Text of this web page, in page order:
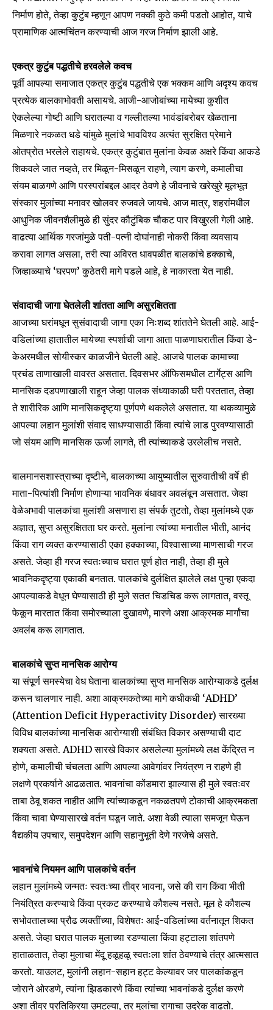
Join our community of
SUBSCRIBERS and be part of the
conversation.
To subscribe, simply enter your email address on our website
or click the subscribe button below. Don't worry, we respect
your privacy and won't spam your inbox. Your information is
safe with us.
SUBSCRIBE
I've read and accept thePrivacy Policy.
6,300
Fans
32,111
Followers
75
Followers
निर्माण होते, तेव्हा कुटुंब म्हणून आपण नक्की कुठे कमी पडतो आहोत, याचे
प्रामाणिक आत्मचिंतन करण्याची आज गरज निर्माण झाली आहे.
एकत्र कुटुंब पद्धतीचे हरवलेले कवच
पूर्वी आपल्या समाजात एकत्र कुटुंब पद्धतीचे एक भक्कम आणि अदृश्य कवच
प्रत्येक बालकाभोवती असायचे. आजी-आजोबांच्या मायेच्या कुशीत
ऐकलेल्या गोष्टी आणि घरातल्या व गल्लीतल्या भावंडांबरोबर खेळताना
मिळणारे नकळत धडे यांमुळे मुलांचे भावविश्व अत्यंत सुरक्षित प्रेमाने
ओतप्रोत भरलेले राहायचे. एकत्र कुटुंबात मुलांना केवळ अक्षरे किंवा आकडे
शिकवले जात नव्हते, तर मिळून-मिसळून राहणे, त्याग करणे, कमालीचा
संयम बाळगणे आणि परस्परांबद्दल आदर ठेवणे हे जीवनाचे खरेखुरे मूलभूत
संस्कार मुलांच्या मनावर खोलवर रुजवले जायचे. आज मात्र, शहरांमधील
आधुनिक जीवनशैलीमुळे ही सुंदर कौटुंबिक चौकट पार विखुरली गेली आहे.
वाढत्या आर्थिक गरजांमुळे पती-पत्नी दोघांनाही नोकरी किंवा व्यवसाय
करावा लागत असला, तरी त्या अविरत धावपळीत बालकांचे हक्काचे,
जिव्हाळ्याचे ‘घरपण’ कुठेतरी मागे पडले आहे, हे नाकारता येत नाही.
संवादाची जागा घेतलेली शांतता आणि असुरक्षितता
आजच्या घरांमधून सुसंवादाची जागा एका निःशब्द शांततेने घेतली आहे. आई-
वडिलांच्या हातातील मायेच्या स्पर्शाची जागा आता पाळणाघरातील किंवा डे-
केअरमधील सोयीस्कर काळजीने घेतली आहे. आजचे पालक कामाच्या
प्रचंड ताणाखाली वावरत असतात. दिवसभर ऑफिसमधील टार्गेट्स आणि
मानसिक दडपणाखाली राहून जेव्हा पालक संध्याकाळी घरी परततात, तेव्हा
ते शारीरिक आणि मानसिकदृष्ट्या पूर्णपणे थकलेले असतात. या थकव्यामुळे
आपल्या लहान मुलांशी संवाद साधण्यासाठी किंवा त्यांचे लाड पुरवण्यासाठी
जो संयम आणि मानसिक ऊर्जा लागते, ती त्यांच्याकडे उरलेलीच नसते.
बालमानसशास्त्राच्या दृष्टीने, बालकाच्या आयुष्यातील सुरुवातीची वर्षे ही
माता-पित्यांशी निर्माण होणाऱ्या भावनिक बंधावर अवलंबून असतात. जेव्हा
वेळेअभावी पालकांचा मुलांशी असणारा हा संपर्क तुटतो, तेव्हा मुलांमध्ये एक
अज्ञात, सुप्त असुरक्षितता घर करते. मुलांना त्यांच्या मनातील भीती, आनंद
किंवा राग व्यक्त करण्यासाठी एका हक्काच्या, विश्वासाच्या माणसाची गरज
असते. जेव्हा ही गरज स्वतःच्याच घरात पूर्ण होत नाही, तेव्हा ही मुले
भावनिकदृष्ट्या एकाकी बनतात. पालकांचे दुर्लक्षित झालेले लक्ष पुन्हा एकदा
आपल्याकडे वेधून घेण्यासाठी ही मुले सतत चिडचिड करू लागतात, वस्तू
फेकून मारतात किंवा समोरच्याला दुखावणे, मारणे अशा आक्रमक मार्गांचा
अवलंब करू लागतात.
बालकांचे सुप्त मानसिक आरोग्य
या संपूर्ण समस्येचा वेध घेताना बालकांच्या सुप्त मानसिक आरोग्याकडे दुर्लक्ष
करून चालणार नाही. अशा आक्रमकतेच्या मागे कधीकधी ‘ADHD’
(Attention Deficit Hyperactivity Disorder) सारख्या
विविध बालकांच्या मानसिक आरोग्याशी संबंधित विकार असण्याची दाट
शक्यता असते. ADHD सारखे विकार असलेल्या मुलांमध्ये लक्ष केंद्रित न
होणे, कमालीची चंचलता आणि आपल्या आवेगांवर नियंत्रण न राहणे ही
लक्षणे प्रकर्षाने आढळतात. भावनांचा कोंडमारा झाल्यास ही मुले स्वतःवर
ताबा ठेवू शकत नाहीत आणि त्यांच्याकडून नकळतपणे टोकाची आक्रमकता
किंवा चावा घेण्यासारखे वर्तन घडून जाते. अशा वेळी त्याला समजून घेऊन
वैद्यकीय उपचार, समुपदेशन आणि सहानुभूती देणे गरजेचे असते.
भावनांचे नियमन आणि पालकांचे वर्तन
लहान मुलांमध्ये जन्मतः स्वतःच्या तीव्र भावना, जसे की राग किंवा भीती
नियंत्रित करण्याचे किंवा प्रकट करण्याचे कौशल्य नसते. मूल हे कौशल्य
सभोवतालच्या प्रौढ व्यक्तींच्या, विशेषतः आई-वडिलांच्या वर्तनातून शिकत
असते. जेव्हा घरात पालक मुलाच्या रडण्याला किंवा हट्टाला शांतपणे
हाताळतात, तेव्हा मुलाचा मेंदू हळूहळू स्वतःला शांत ठेवण्याचे तंत्र आत्मसात
करतो. याउलट, मुलांनी लहान-सहान हट्ट केल्यावर जर पालकांकडून
जोराने ओरडणे, त्यांना झिडकारणे किंवा त्यांच्या भावनांकडे दुर्लक्ष करणे
अशा तीव्र प्रतिक्रिया उमटल्या, तर मुलांचा रागाचा उद्रेक वाढतो.